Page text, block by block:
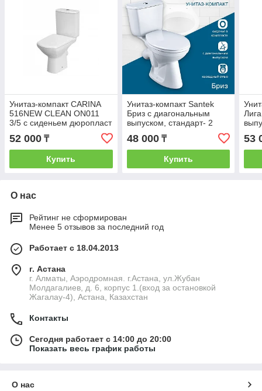
Унитаз-компакт CARINA
516NEW CLEAN ON011
3/5 с сиденьем дюропласт
(плавное закрытие)
52 000 ₸
Купить
Унитаз-компакт Santek
Бриз с диагональным
выпуском, стандарт- 2
реж., дюропласт,
1WH302138
48 000₸
Купить
53
О нас
Рейтинг не сформирован
Менее 5 отзывов за последний год
Работает с 18.04.2013
г. Астана
г. Алматы, Аэродромная. г.Астана, ул.Жубан
Молдагалиев, д. 6, корпус 1.(вход за остановкой
Жагалау-4), Астана, Казахстан
Контакты
Сегодня работает с 14:00 до 20:00
Показать весь график работы
О нас